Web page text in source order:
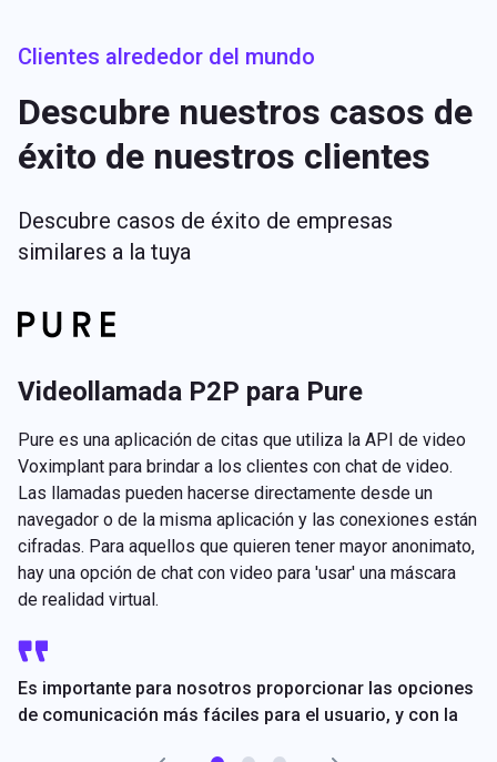
Clientes alrededor del mundo
Descubre nuestros casos de
éxito de nuestros clientes
Descubre casos de éxito de empresas
similares a la tuya
Videollamada P2P para Pure
Pure es una aplicación de citas que utiliza la API de video
Voximplant para brindar a los clientes con chat de video.
Las llamadas pueden hacerse directamente desde un
navegador o de la misma aplicación y las conexiones están
cifradas. Para aquellos que quieren tener mayor anonimato,
hay una opción de chat con video para 'usar' una máscara
de realidad virtual.
Es importante para nosotros proporcionar las opciones
de comunicación más fáciles para el usuario, y con la